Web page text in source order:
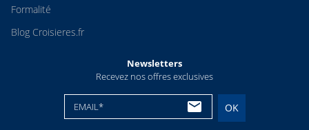
Formalité
Blog Croisieres.fr
Newsletters
Recevez nos offres exclusives
EMAIL* OK